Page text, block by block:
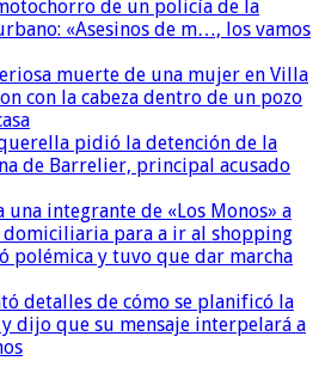
de un policía de la
«Asesinos de m…, los vamos
muerte de una mujer en Villa
con la cabeza dentro de un pozo
pidió la detención de la
de Barrelier, principal acusado
integrante de «Los Monos» a
para a ir al shopping
polémica y tuvo que dar marcha
detalles de cómo se planificó la
y dijo que su mensaje interpelará a